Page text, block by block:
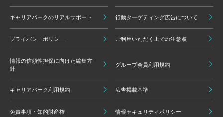
キャリアパークのリアルサポート 行動ターゲティング広告について
プライバシーポリシー ご利用いただく上での注意点
情報の信頼性担保に向けた編集方
針
グループ会員利用規約
キャリアパーク利用規約 広告掲載基準
免責事項・知的財産権 情報セキュリティポリシー